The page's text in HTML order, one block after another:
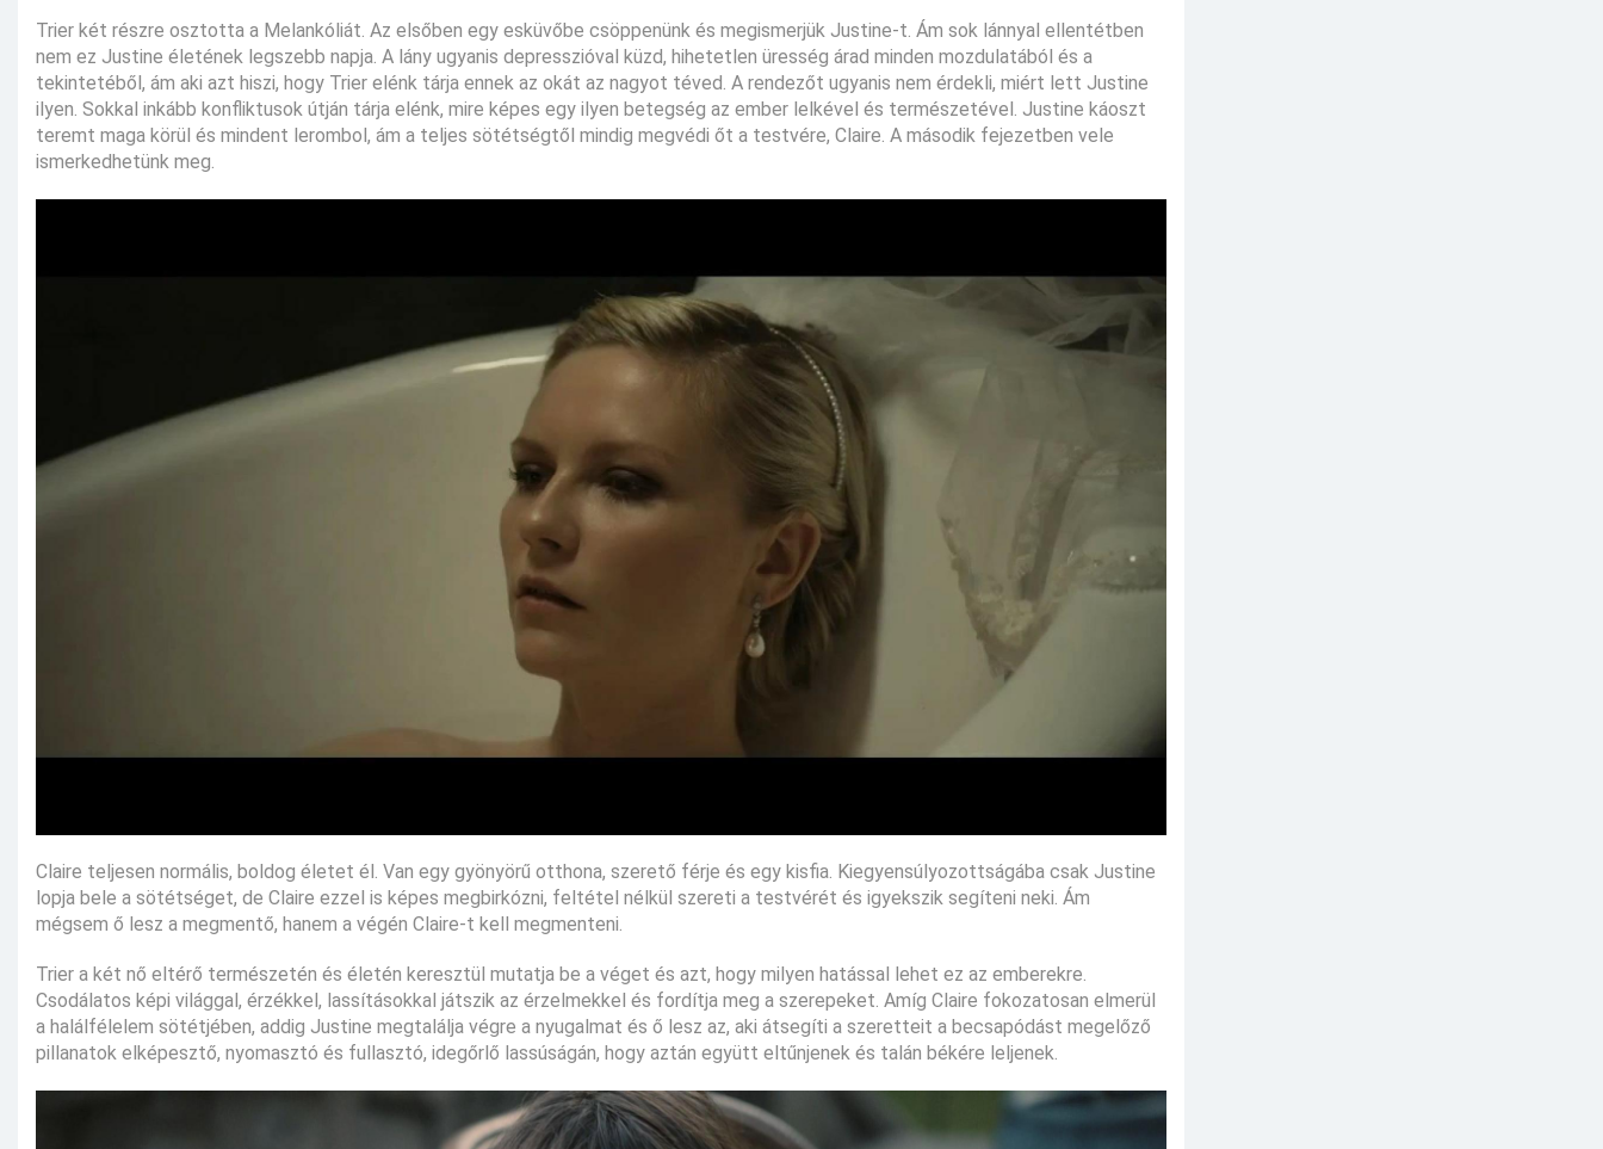
Trier két részre osztotta a Melankóliát. Az elsőben egy esküvőbe csöppenünk és megismerjük Justine-t. Ám sok lánnyal ellentétben
nem ez Justine életének legszebb napja. A lány ugyanis depresszióval küzd, hihetetlen üresség árad minden mozdulatából és a
tekintetéből, ám aki azt hiszi, hogy Trier elénk tárja ennek az okát az nagyot téved. A rendezőt ugyanis nem érdekli, miért lett Justine
ilyen. Sokkal inkább konfliktusok útján tárja elénk, mire képes egy ilyen betegség az ember lelkével és természetével. Justine káoszt
teremt maga körül és mindent lerombol, ám a teljes sötétségtől mindig megvédi őt a testvére, Claire. A második fejezetben vele
ismerkedhetünk meg.
Claire teljesen normális, boldog életet él. Van egy gyönyörű otthona, szerető férje és egy kisfia. Kiegyensúlyozottságába csak Justine
lopja bele a sötétséget, de Claire ezzel is képes megbirkózni, feltétel nélkül szereti a testvérét és igyekszik segíteni neki. Ám
mégsem ő lesz a megmentő, hanem a végén Claire-t kell megmenteni.
Trier a két nő eltérő természetén és életén keresztül mutatja be a véget és azt, hogy milyen hatással lehet ez az emberekre.
Csodálatos képi világgal, érzékkel, lassításokkal játszik az érzelmekkel és fordítja meg a szerepeket. Amíg Claire fokozatosan elmerül
a halálfélelem sötétjében, addig Justine megtalálja végre a nyugalmat és ő lesz az, aki átsegíti a szeretteit a becsapódást megelőző
pillanatok elképesztő, nyomasztó és fullasztó, idegőrlő lassúságán, hogy aztán együtt eltűnjenek és talán békére leljenek.